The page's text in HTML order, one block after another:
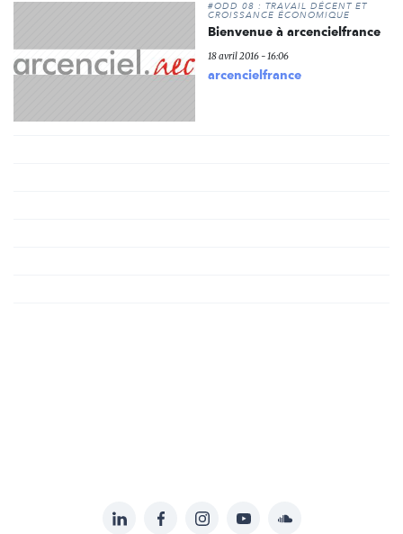
#ODD 08 : TRAVAIL DÉCENT ET
CROISSANCE ÉCONOMIQUE
Bienvenue à arcencielfrance
18 avril 2016 - 16:06
arcencielfrance
LinkedInFacebookInstagramYouTubeSoundcloud